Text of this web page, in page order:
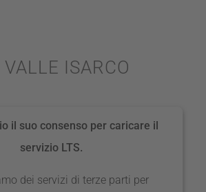
ISARCO
il suo consenso per caricare il
servizio LTS.
dei servizi di terze parti per